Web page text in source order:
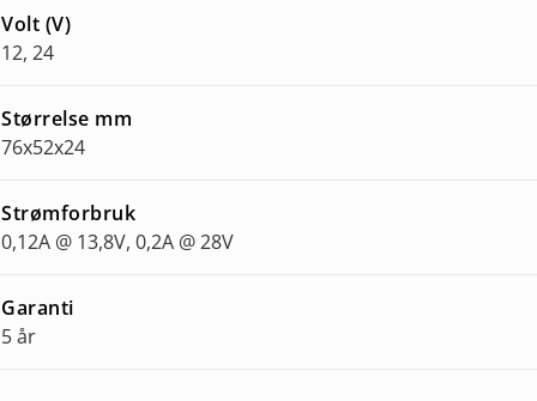
Volt (V)
12, 24
Størrelse mm
76x52x24
Strømforbruk
0,12A @ 13,8V, 0,2A @ 28V
Garanti
5 år